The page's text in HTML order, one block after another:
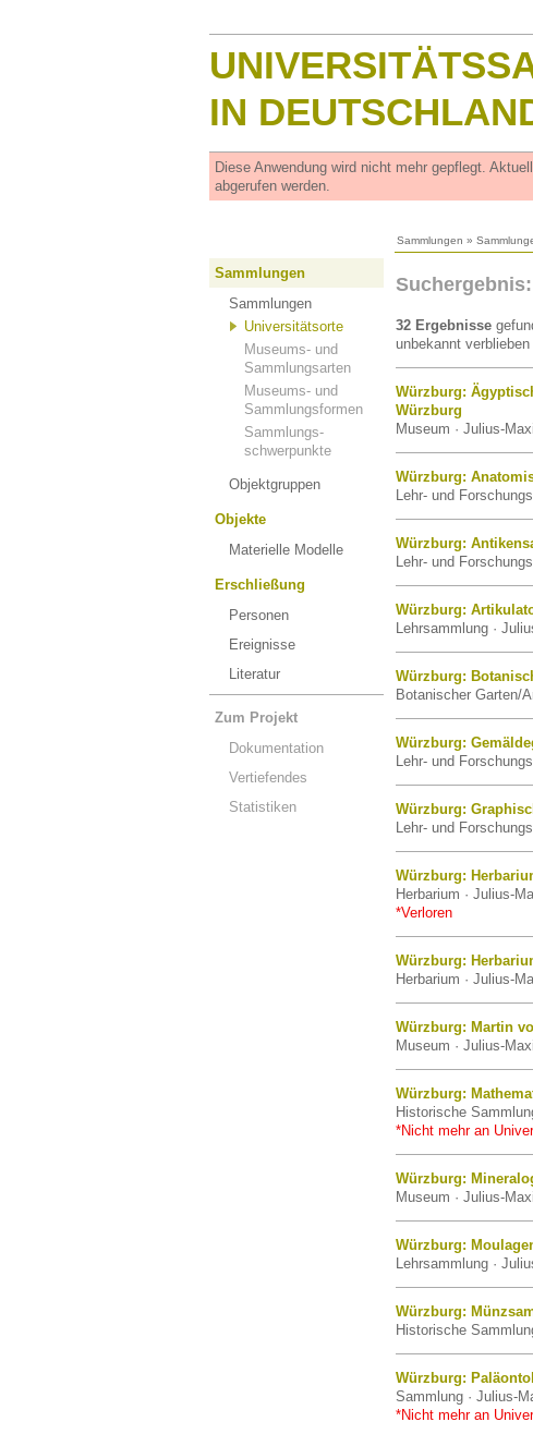
IN
Diese Anwendung wird nicht mehr gepflegt.
abgerufen werden.
Sammlungen »
Sammlungen
Sammlungen
Universitätsorte
Museums- und
Sammlungsarten
Museums- und
Sammlungsformen
Sammlungs-
schwerpunkte
Objektgruppen
Objekte
Materielle Modelle
Erschließung
Personen
Ereignisse
Literatur
Zum Projekt
Dokumentation
Vertiefendes
Statistiken
32 Ergebnisse
unbekannt
Würzburg:
Würzburg
Museum · Julius-
Würzburg:
Lehr- und
Würzburg:
Lehr- und
Würzburg:
Lehrsammlung ·
Würzburg:
Botanischer Garten/
Würzburg:
Lehr- und
Würzburg:
Lehr- und
Würzburg:
Herbarium · Julius-
*Verloren
Würzburg:
Herbarium · Julius-
Würzburg: Martin
Museum · Julius-
Würzburg:
Historische
*Nicht mehr an
Würzburg:
Museum · Julius-
Würzburg:
Lehrsammlung ·
Würzburg:
Historische
Würzburg:
Sammlung · Julius-
*Nicht mehr an